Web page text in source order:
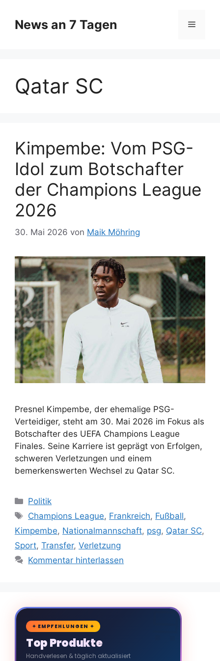
Inhalt
springen
News an 7 Tagen Menü
Qatar SC
Kimpembe: Vom PSG-
Idol zum Botschafter
der Champions League
2026
30. Mai 2026 von Maik Möhring
Presnel Kimpembe, der ehemalige PSG-
Verteidiger, steht am 30. Mai 2026 im Fokus als
Botschafter des UEFA Champions League
Finales. Seine Karriere ist geprägt von Erfolgen,
schweren Verletzungen und einem
bemerkenswerten Wechsel zu Qatar SC.
Kategorien
Politik
Schlagwörter
Champions League, Frankreich, Fußball,
Kimpembe, Nationalmannschaft, psg, Qatar SC,
Sport, Transfer, Verletzung
Kommentar hinterlassen
🛒
✦ EMPFEHLUNGEN ✦
Top Produkte
Handverlesen & täglich aktualisiert